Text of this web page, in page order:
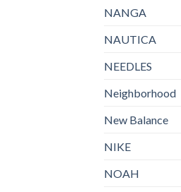
NANGA
NAUTICA
NEEDLES
Neighborhood
New Balance
NIKE
NOAH